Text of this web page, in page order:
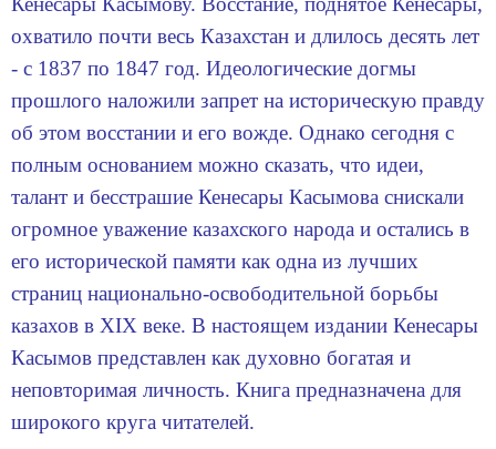
охватило почти весь Казахстан и длилось десять лет
- с 1837 по 1847 год. Идеологические догмы
прошлого наложили запрет на историческую правду
об этом восстании и его вожде. Однако сегодня с
полным основанием можно сказать, что идеи,
талант и бесстрашие Кенесары Касымова снискали
огромное уважение казах­ского народа и остались в
его исторической памяти как одна из лучших
страниц национально-освободительной борьбы
казахов в XIX веке. В настоящем издании Кенесары
Касымов представлен как духовно богатая и
неповторимая личность. Книга предназначена для
широкого круга читателей.